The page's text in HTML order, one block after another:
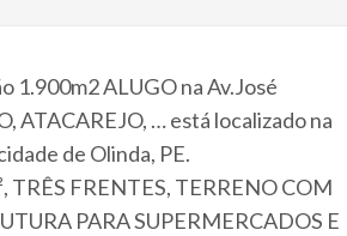
1.900m2 ALUGO na Av.José
ATACAREJO, … está localizado na
de Olinda, PE.
TRÊS FRENTES, TERRENO COM
PARA SUPERMERCADOS E